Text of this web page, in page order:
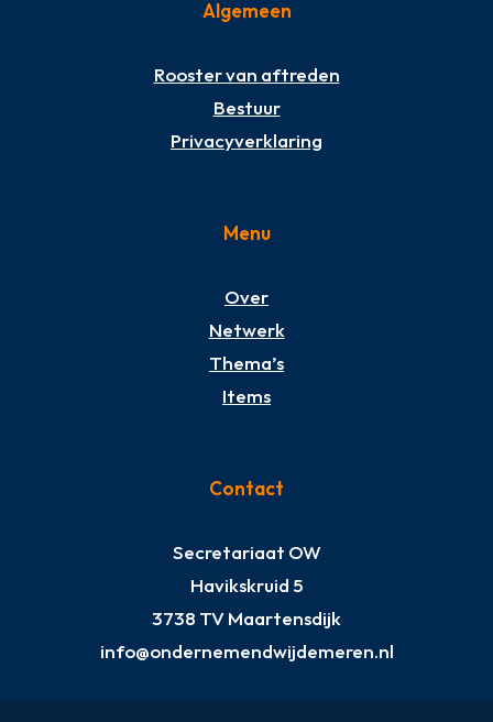
Algemeen
Rooster van aftreden
Bestuur
Privacyverklaring
Menu
Over
Netwerk
Thema’s
Items
Contact
Secretariaat OW
Havikskruid 5
3738 TV Maartensdijk
info@ondernemendwijdemeren.nl